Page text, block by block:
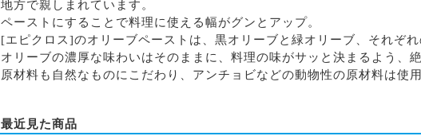
地方で親しまれています。
ペーストにすることで料理に使える幅がグンとアップ。
[エピクロス]のオリーブペーストは、黒オリーブと緑オリーブ、それぞ
オリーブの濃厚な味わいはそのままに、料理の味がサッと決まるよう、
原材料も自然なものにこだわり、アンチョビなどの動物性の原材料は使
最近見た商品